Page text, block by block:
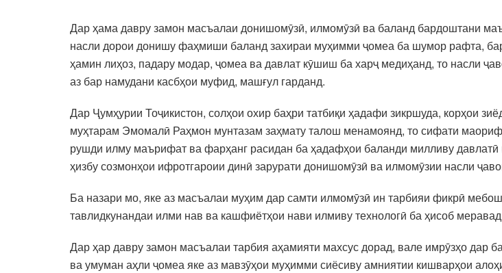
Дар ҳама давру замон масъалаи донишомӯзӣ, илмомӯзӣ ва баланд бардоштани
насли дорои донишу фаҳмиши баланд захираи муҳимми ҷомеа ба шумор рафта,
ҳамин лиҳоз, падару модар, ҷомеа ва давлат кӯшиш ба харҷ медиҳанд, то насли
аз бар намудани касбҳои муфид, машғул гарданд.
Дар Ҷумҳурии Тоҷикистон, солҳои охир баҳри татбиқи ҳадафи зикршуда, корҳои
муҳтарам Эмомалӣ Раҳмон мунтазам заҳмату талош менамоянд, то сифати
рушди илму маърифат ва фарҳанг расидан ба ҳадафҳои баланди милливу
ҳизбу созмонҳои ифротгароии динӣ зарурати донишомӯзӣ ва илмомӯзии насли
Ба назари мо, яке аз масъалаи муҳим дар самти илмомӯзӣ ин тарбияи фикрӣ
тавлидкунандаи илми нав ва кашфиётҳои нави илмиву технологӣ ба ҳисоб
Дар ҳар давру замон масъалаи тарбия аҳамияти махсус дорад, вале имрӯзҳо дар
ва умуман аҳли ҷомеа яке аз мавзӯҳои муҳимми сиёсиву амниятии кишварҳои